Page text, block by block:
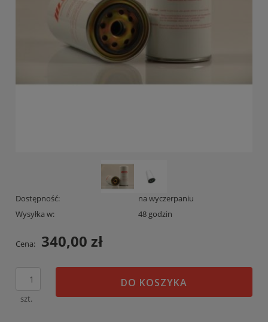
Dostępność:
na wyczerpaniu
Wysyłka w:
48 godzin
Cena: 340,00 zł
szt.
DO KOSZYKA